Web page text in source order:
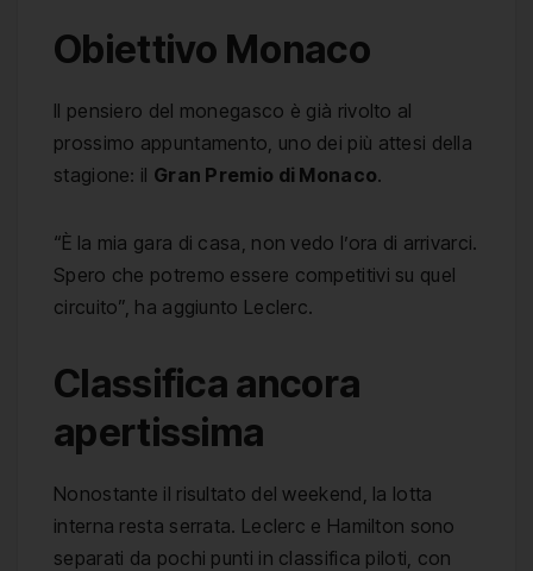
Obiettivo Monaco
Il pensiero del monegasco è già rivolto al
prossimo appuntamento, uno dei più attesi della
stagione: il Gran Premio di Monaco.
“È la mia gara di casa, non vedo l’ora di arrivarci.
Spero che potremo essere competitivi su quel
circuito”, ha aggiunto Leclerc.
Classifica ancora
apertissima
Nonostante il risultato del weekend, la lotta
interna resta serrata. Leclerc e Hamilton sono
separati da pochi punti in classifica piloti, con